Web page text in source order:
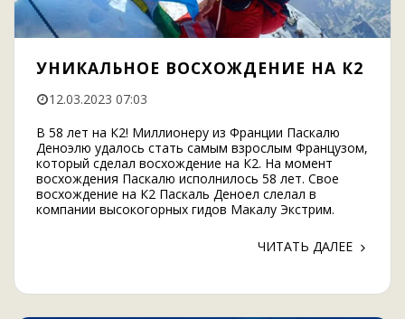
УНИКАЛЬНОЕ ВОСХОЖДЕНИЕ НА К2
12.03.2023 07:03
В 58 лет на К2! Миллионеру из Франции Паскалю
Деноэлю удалось стать самым взрослым Французом,
который сделал восхождение на К2. На момент
восхождения Паскалю исполнилось 58 лет. Свое
восхождение на К2 Паскаль Деноел слелал в
компании высокогорных гидов Макалу Экстрим.
ЧИТАТЬ ДАЛЕЕ